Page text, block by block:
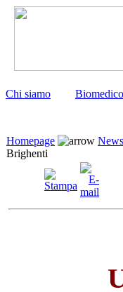
Chi siamo Biomedico
Homepage News
Brighenti